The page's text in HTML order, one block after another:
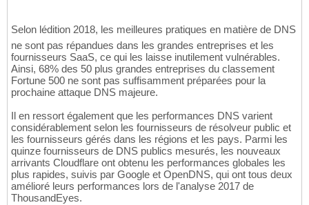
Selon lédition 2018, les meilleures pratiques en matière de DNS
ne sont pas répandues dans les grandes entreprises et les
fournisseurs SaaS, ce qui les laisse inutilement vulnérables.
Ainsi, 68% des 50 plus grandes entreprises du classement
Fortune 500 ne sont pas suffisamment préparées pour la
prochaine attaque DNS majeure.
Il en ressort également que les performances DNS varient
considérablement selon les fournisseurs de résolveur public et
les fournisseurs gérés dans les régions et les pays. Parmi les
quinze fournisseurs de DNS publics mesurés, les nouveaux
arrivants Cloudflare ont obtenu les performances globales les
plus rapides, suivis par Google et OpenDNS, qui ont tous deux
amélioré leurs performances lors de l'analyse 2017 de
ThousandEyes.